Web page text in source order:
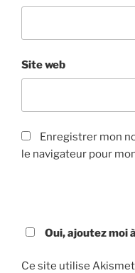
Site web
Enregistrer mon
le navigateur pour
Oui, ajoutez moi
Ce site utilise